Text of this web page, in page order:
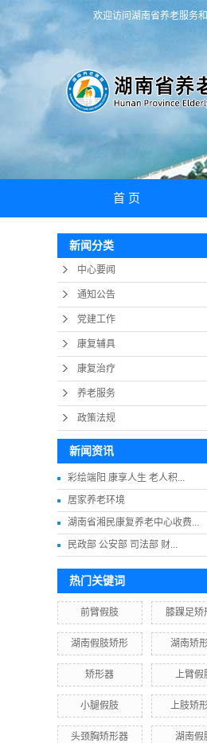
欢迎访问湖南省养老服务
首 页
新闻分类
中心要闻
通知公告
党建工作
康复辅具
康复治疗
养老服务
政策法规
新闻资讯
彩绘端阳 康享人生 老人积...
居家养老环境
湖南省湘民康复养老中心收费...
民政部 公安部 司法部 财...
热门关键词
前臂假肢 膝踝足矫
湖南假肢矫形 湖南矫
矫形器 上臂假
小腿假肢 上肢矫
头颈胸矫形器 湖南假